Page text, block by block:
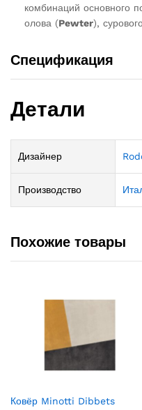
комбинаций основного
олова (Pewter),
Спецификация
Детали
Дизайнер
Производство
Похожие товары
Ковёр Minotti Dibbets